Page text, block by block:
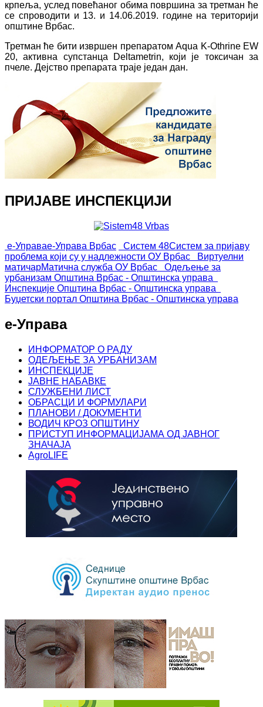
крпеља, услед повећаног обима површина за третман ће
се спроводити и 13. и 14.06.2019. године на територији
општине Врбас.
Третман ће бити извршен препаратом Aqua K-Othrine EW
20, активна супстанца Deltametrin, који је токсичан за
пчеле. Дејство препарата траје један дан.
ПРИЈАВЕ ИНСПЕКЦИЈИ
е-Управае-Управа Врбас Систем 48Систем за пријаву
проблема који су у надлежности ОУ Врбас
Виртуелни
матичарМатична служба ОУ Врбас
Одељење за
урбанизам Општина Врбас - Општинска управа
Инспекције Општина Врбас - Општинска управа
Буџетски портал Општина Врбас - Општинска управа
е-Управа
ИНФОРМАТОР О РАДУ
ОДЕЉЕЊЕ ЗА УРБАНИЗАМ
ИНСПЕКЦИЈЕ
ЈАВНЕ НАБАВКЕ
СЛУЖБЕНИ ЛИСТ
ОБРАСЦИ И ФОРМУЛАРИ
ПЛАНОВИ / ДОКУМЕНТИ
ВОДИЧ КРОЗ ОПШТИНУ
ПРИСТУП ИНФОРМАЦИЈАМА ОД ЈАВНОГ
ЗНАЧАЈА
AgroLIFE